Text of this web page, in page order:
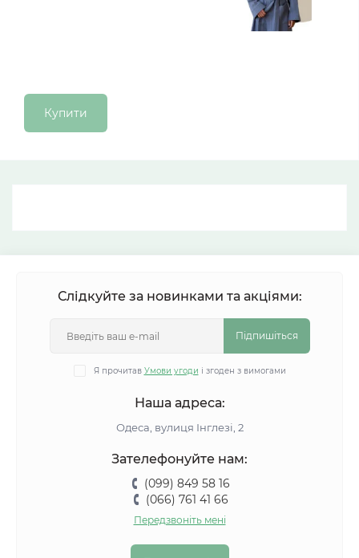
Купити
Слідкуйте за новинками та акціями:
Підпишіться
Я прочитав Умови угоди і згоден з вимогами
Наша адреса:
Одеса, вулиця Інглезі, 2
Зателефонуйте нам:
(099) 849 58 16
(066) 761 41 66
Передзвоніть мені